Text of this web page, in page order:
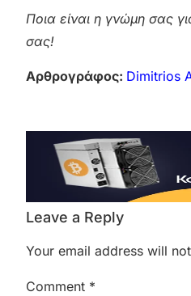
Ποια είναι η γνώμη σας
σας!
Αρθρογράφος: Dimitrios
Leave a Reply
Your email address will
Comment *